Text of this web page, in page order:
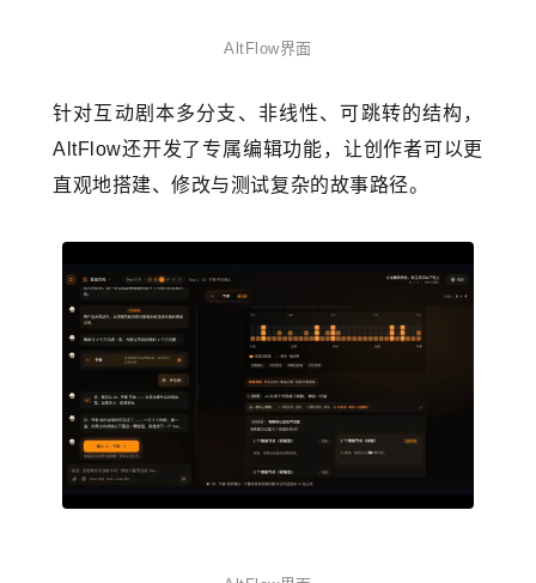
AltFlow界面
针对互动剧本多分支、非线性、可跳转的结构，
AltFlow还开发了专属编辑功能，让创作者可以更
直观地搭建、修改与测试复杂的故事路径。